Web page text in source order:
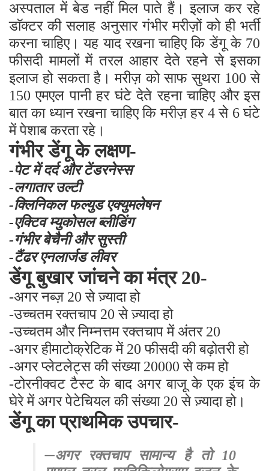
अस्पताल में बेड नहीं मिल पाते हैं। इलाज कर रहे
डाॅक्टर की सलाह अनुसार गंभीर मरीज़ों को ही भर्ती
करना चाहिए। यह याद रखना चाहिए कि डेंगू के 70
फीसदी मामलों में तरल आहार देते रहने से इसका
इलाज हो सकता है। मरीज़ को साफ सुथरा 100 से
150 एमएल पानी हर घंटे देते रहना चाहिए और इस
बात का ध्यान रखना चाहिए कि मरीज़ हर 4 से 6 घंटे
में पेशाब करता रहे।
गंभीर डेंगू के लक्षण-
-पेट में दर्द और टेंडरनेस्स
-लगातार उल्टी
-क्लिनिकल फल्युड एक्युमलेषन
-एक्टिव म्युकोसल ब्लीडिंग
-गंभीर बेचैनी और सुस्ती
-टैंढर एनलार्जड लीवर
डेंगू बुखार जांचने का मंत्र 20-
-अगर नब्ज़ 20 से ज़्यादा हो
-उच्चतम रक्तचाप 20 से ज़्यादा हो
-उच्चतम और निम्नत्तम रक्तचाप में अंतर 20
-अगर हीमाटोक्रेटिक में 20 फीसदी की बढ़ोतरी हो
-अगर प्लेटलेट्स की संख्या 20000 से कम हो
-टोरनीक्वट टैस्ट के बाद अगर बाजू के एक इंच के
घेरे में अगर पेटेचियल की संख्या 20 से ज़्यादा हो।
डेंगू का प्राथमिक उपचार-
–अगर रक्तचाप सामान्य है तो 10